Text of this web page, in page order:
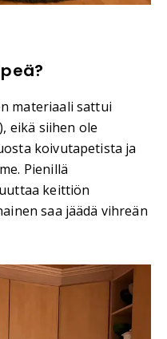
materiaali sattui
eikä siihen ole
koivutapetista ja
Pienillä
keittiön
saa jäädä vihreän